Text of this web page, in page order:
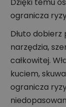
Dzięki temu
ogranicza
Dłuto
narzędzia,
całkowitej.
kuciem,
ogranicza